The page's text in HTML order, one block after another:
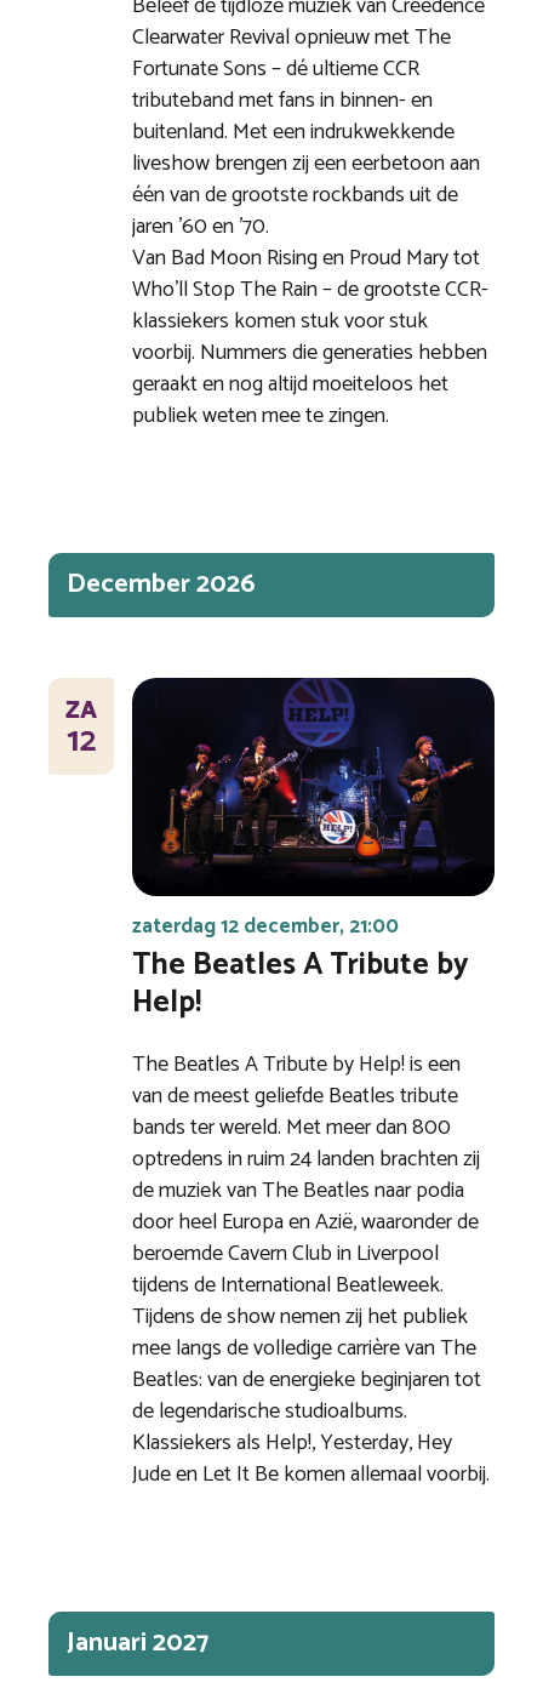
Clearwater Revival opnieuw met The
Fortunate Sons – dé ultieme CCR
tributeband met fans in binnen- en
buitenland. Met een indrukwekkende
liveshow brengen zij een eerbetoon aan
één van de grootste rockbands uit de
jaren ’60 en ’70.
Van Bad Moon Rising en Proud Mary tot
Who’ll Stop The Rain – de grootste CCR-
klassiekers komen stuk voor stuk
voorbij. Nummers die generaties hebben
geraakt en nog altijd moeiteloos het
publiek weten mee te zingen.
December 2026
ZA
12
zaterdag 12 december, 21:00
The Beatles A Tribute by
Help!
The Beatles A Tribute by Help! is een
van de meest geliefde Beatles tribute
bands ter wereld. Met meer dan 800
optredens in ruim 24 landen brachten zij
de muziek van The Beatles naar podia
door heel Europa en Azië, waaronder de
beroemde Cavern Club in Liverpool
tijdens de International Beatleweek.
Tijdens de show nemen zij het publiek
mee langs de volledige carrière van The
Beatles: van de energieke beginjaren tot
de legendarische studioalbums.
Klassiekers als Help!, Yesterday, Hey
Jude en Let It Be komen allemaal voorbij.
Januari 2027